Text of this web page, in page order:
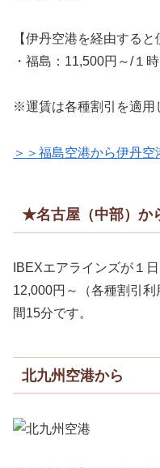
【伊丹空港を経由すると
・福島：11,500円～/１
※運賃は各種割引を適用
＞＞福島空港から伊丹
★名古屋（中部）か
IBEXエアラインズが１
12,000円～（各種割引
間15分です。
北九州空港から